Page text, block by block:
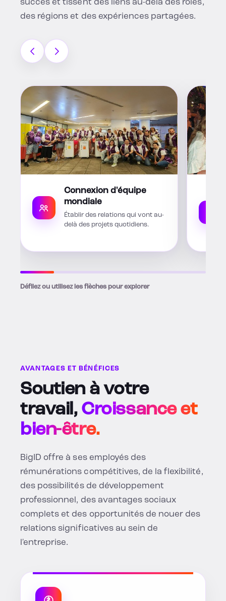
succès et tissent des liens au-delà des rôles,
des régions et des expériences partagées.
Connexion d'équipe
mondiale
Établir des relations qui vont au-
delà des projets quotidiens.
Défilez ou utilisez les flèches pour explorer
AVANTAGES ET BÉNÉFICES
Soutien à votre
travail, Croissance et
bien-être.
BigID offre à ses employés des
rémunérations compétitives, de la flexibilité,
des possibilités de développement
professionnel, des avantages sociaux
complets et des opportunités de nouer des
relations significatives au sein de
l'entreprise.